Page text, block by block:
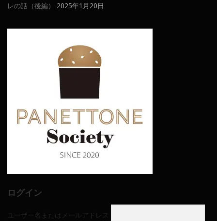
レの話（後編）
2025年1月20日
ログイン
ユーザー名またはメールアドレス